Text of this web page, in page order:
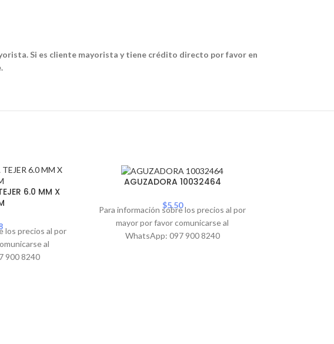
Si es cliente mayorista y tiene crédito directo por favor en
6.0 MM X
los precios al por
al
900 8240
AGUZADORA 10032464
$5.50
Para información sobre los precios al por
mayor por favor comunicarse al
WhatsApp: 097 900 8240